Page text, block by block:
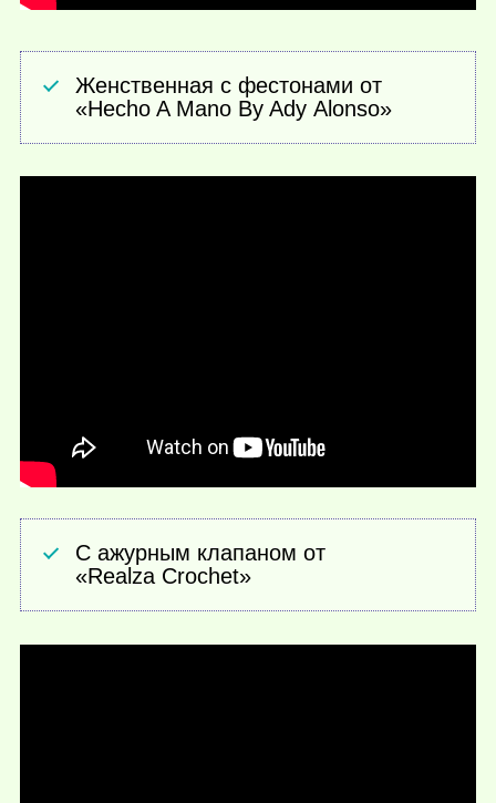
Женственная с фестонами от
«Hecho A Mano By Ady Alonso»
С ажурным клапаном от
«Realza Crochet»